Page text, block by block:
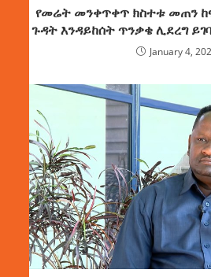
የመሬት መንቀጥቀጥ ክስተቱ መጠን
ጉዳት እንዳይከሰት ጥንቃቄ ሊደረግ
January 4,